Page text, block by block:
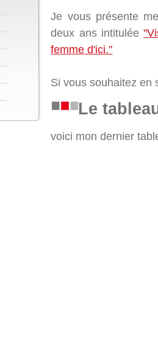
Je vous présente
deux ans intitulée
femme d'ici."
Si vous souhaitez
Le
voici mon dernier